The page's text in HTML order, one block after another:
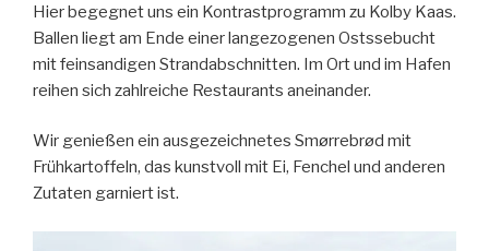
Hier begegnet uns ein Kontrastprogramm zu Kolby Kaas.
Ballen liegt am Ende einer langezogenen Ostssebucht
mit feinsandigen Strandabschnitten. Im Ort und im Hafen
reihen sich zahlreiche Restaurants aneinander.
Wir genießen ein ausgezeichnetes Smørrebrød mit
Frühkartoffeln, das kunstvoll mit Ei, Fenchel und anderen
Zutaten garniert ist.